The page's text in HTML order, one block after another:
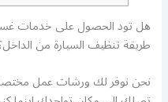
هل تود الحصول على خدمات
طريقة تنظيف السيارة من
نحن نوفر لك ورشات عمل